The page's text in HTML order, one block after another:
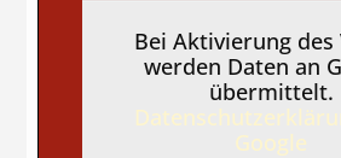
Bei Aktivierung des
werden Daten an
übermittelt.
Google